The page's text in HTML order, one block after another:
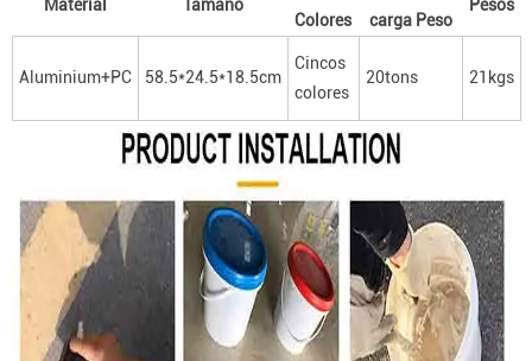
Material Tamaño
Colores
carga Peso
Pesos
Aluminium+PC 58.5*24.5*18.5cm
Cincos
colores
20tons 21kgs